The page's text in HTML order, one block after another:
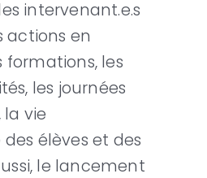
intervenant.e.s
actions en
les
les journées
vie
élèves et des
le lancement